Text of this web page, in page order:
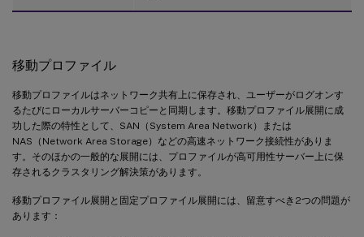
移動プロファイル
移動プロファイルはネットワーク共有上に保存され、ユーザーがログオンす
るたびにローカルサーバーコピーと同期します。移動プロファイル展開に成
功した際の特性として、SAN（System Area Network）または
NAS（Network Area Storage）などの高速ネットワーク接続性がありま
す。そのほかの一般的な展開には、プロファイルが高可用性サーバー上に保
存されるクラスタリング解決策があります。
移動プロファイル展開と固定プロファイル展開には、留意すべき2つの問題が
あります：